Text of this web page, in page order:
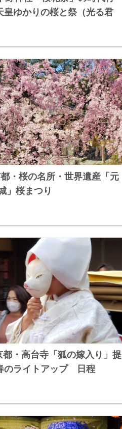
皇ゆかりの桜と祭（光る君
・桜の名所・世界遺産「元
」桜まつり
都・高台寺「狐の嫁入り」提
のライトアップ 日程